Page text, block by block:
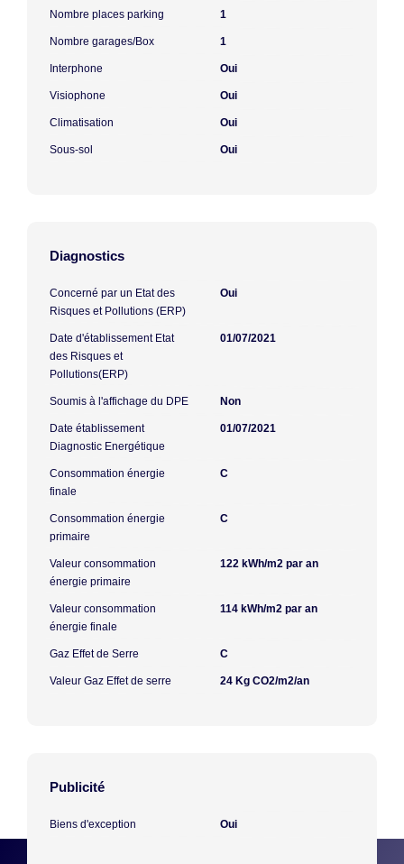
Nombre places parking 1
Nombre garages/Box 1
Interphone Oui
Visiophone Oui
Climatisation Oui
Sous-sol Oui
Diagnostics
Concerné par un Etat des
Risques et Pollutions (ERP)
Oui
Date d'établissement Etat
des Risques et
Pollutions(ERP)
01/07/2021
Soumis à l'affichage du DPE Non
Date établissement
Diagnostic Energétique
01/07/2021
Consommation énergie
finale
C
Consommation énergie
primaire
C
Valeur consommation
énergie primaire
122 kWh/m2 par an
Valeur consommation
énergie finale
114 kWh/m2 par an
Gaz Effet de Serre C
Valeur Gaz Effet de serre 24 Kg CO2/m2/an
Publicité
Biens d'exception Oui